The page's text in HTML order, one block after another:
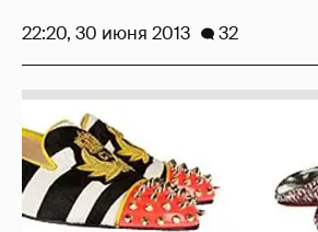
22:20, 30 июня 2013 32